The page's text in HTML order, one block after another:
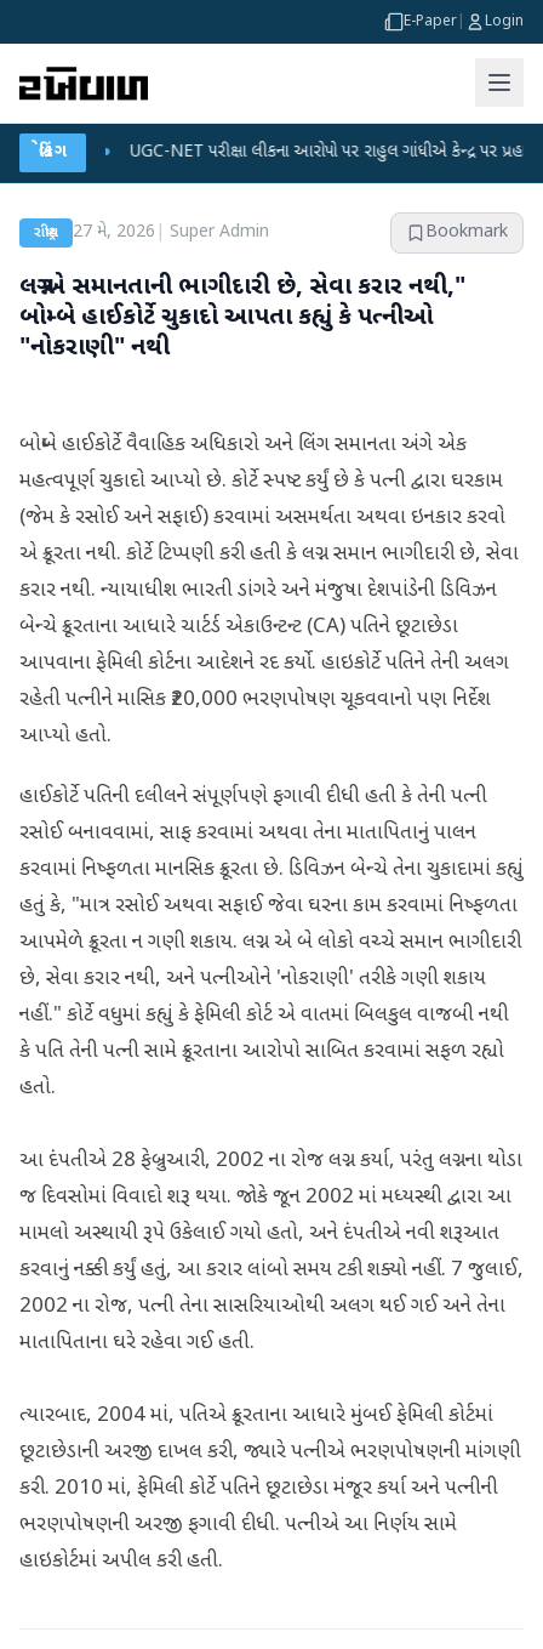
E-Paper Login
બ્રેકિંગ
● UGC-NET પરીક્ષા લીકના આરોપો પર રાહુલ ગાંધીએ કેન્દ્ર પર પ્રહાર કર્યા ●
રાષ્ટ્રીય 27 મે, 2026 Super Admin Bookmark
લગ્ન એ સમાનતાની ભાગીદારી છે, સેવા કરાર નથી,"
બોમ્બે હાઈકોર્ટે ચુકાદો આપતા કહ્યું કે પત્નીઓ
"નોકરાણી" નથી
બોમ્બે હાઈકોર્ટે વૈવાહિક અધિકારો અને લિંગ સમાનતા અંગે એક
મહત્વપૂર્ણ ચુકાદો આપ્યો છે. કોર્ટે સ્પષ્ટ કર્યું છે કે પત્ની દ્વારા ઘરકામ
(જેમ કે રસોઈ અને સફાઈ) કરવામાં અસમર્થતા અથવા ઇનકાર કરવો
એ ક્રૂરતા નથી. કોર્ટે ટિપ્પણી કરી હતી કે લગ્ન સમાન ભાગીદારી છે, સેવા
કરાર નથી. ન્યાયાધીશ ભારતી ડાંગરે અને મંજુષા દેશપાંડેની ડિવિઝન
બેન્ચે ક્રૂરતાના આધારે ચાર્ટર્ડ એકાઉન્ટન્ટ (CA) પતિને છૂટાછેડા
આપવાના ફેમિલી કોર્ટના આદેશને રદ કર્યો. હાઇકોર્ટે પતિને તેની અલગ
રહેતી પત્નીને માસિક ₹20,000 ભરણપોષણ ચૂકવવાનો પણ નિર્દેશ
આપ્યો હતો.
હાઈકોર્ટે પતિની દલીલને સંપૂર્ણપણે ફગાવી દીધી હતી કે તેની પત્ની
રસોઈ બનાવવામાં, સાફ કરવામાં અથવા તેના માતાપિતાનું પાલન
કરવામાં નિષ્ફળતા માનસિક ક્રૂરતા છે. ડિવિઝન બેન્ચે તેના ચુકાદામાં કહ્યું
હતું કે, "માત્ર રસોઈ અથવા સફાઈ જેવા ઘરના કામ કરવામાં નિષ્ફળતા
આપમેળે ક્રૂરતા ન ગણી શકાય. લગ્ન એ બે લોકો વચ્ચે સમાન ભાગીદારી
છે, સેવા કરાર નથી, અને પત્નીઓને 'નોકરાણી' તરીકે ગણી શકાય
નહીં." કોર્ટે વધુમાં કહ્યું કે ફેમિલી કોર્ટ એ વાતમાં બિલકુલ વાજબી નથી
કે પતિ તેની પત્ની સામે ક્રૂરતાના આરોપો સાબિત કરવામાં સફળ રહ્યો
હતો.
આ દંપતીએ 28 ફેબ્રુઆરી, 2002 ના રોજ લગ્ન કર્યા, પરંતુ લગ્નના થોડા
જ દિવસોમાં વિવાદો શરૂ થયા. જોકે જૂન 2002 માં મધ્યસ્થી દ્વારા આ
મામલો અસ્થાયી રૂપે ઉકેલાઈ ગયો હતો, અને દંપતીએ નવી શરૂઆત
કરવાનું નક્કી કર્યું હતું, આ કરાર લાંબો સમય ટકી શક્યો નહીં. 7 જુલાઈ,
2002 ના રોજ, પત્ની તેના સાસરિયાઓથી અલગ થઈ ગઈ અને તેના
માતાપિતાના ઘરે રહેવા ગઈ હતી.
ત્યારબાદ, 2004 માં, પતિએ ક્રૂરતાના આધારે મુંબઈ ફેમિલી કોર્ટમાં
છૂટાછેડાની અરજી દાખલ કરી, જ્યારે પત્નીએ ભરણપોષણની માંગણી
કરી. 2010 માં, ફેમિલી કોર્ટે પતિને છૂટાછેડા મંજૂર કર્યા અને પત્નીની
ભરણપોષણની અરજી ફગાવી દીધી. પત્નીએ આ નિર્ણય સામે
હાઇકોર્ટમાં અપીલ કરી હતી.